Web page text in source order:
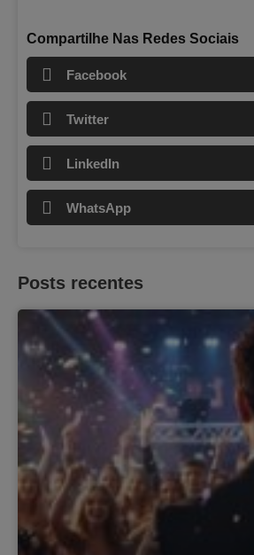
Compartilhe Nas Redes Sociais
Facebook
Twitter
LinkedIn
WhatsApp
Posts recentes